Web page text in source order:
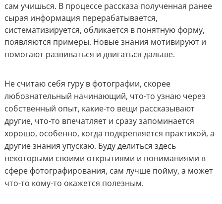
сам учишься. В процессе рассказа полученная ранее
сырая информация перерабатывается,
систематизируется, обликается в понятную форму,
появляются примеры. Новые знания мотивируют и
помогают развиваться и двигаться дальше.
Не считаю себя гуру в фотографии, скорее
любознательный начинающий, что-то узнаю через
собственный опыт, какие-то вещи рассказывают
другие, что-то впечатляет и сразу запоминается
хорошо, особенно, когда подкрепляется практикой, а
другие знания упускаю. Буду делиться здесь
некоторыми своими открытиями и пониманиями в
сфере фотографирования, сам лучше пойму, а может
что-то кому-то окажется полезным.